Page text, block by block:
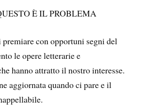
È IL PROBLEMA
con opportuni segni del
le opere letterarie e
hanno attratto il nostro interesse.
aggiornata quando ci pare e il